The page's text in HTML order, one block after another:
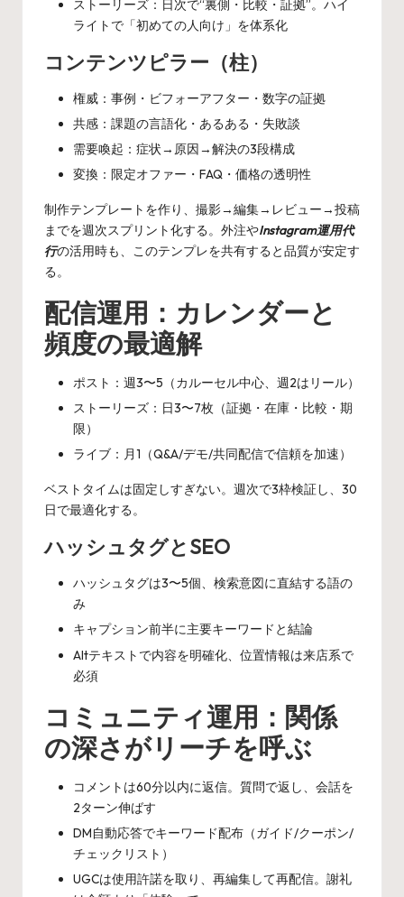
ストーリーズ：日次で“裏側・比較・証拠”。ハイ
ライトで「初めての人向け」を体系化
コンテンツピラー（柱）
権威：事例・ビフォーアフター・数字の証拠
共感：課題の言語化・あるある・失敗談
需要喚起：症状→原因→解決の3段構成
変換：限定オファー・FAQ・価格の透明性
制作テンプレートを作り、撮影→編集→レビュー→投稿
までを週次スプリント化する。外注やInstagram運用代
行の活用時も、このテンプレを共有すると品質が安定す
る。
配信運用：カレンダーと
頻度の最適解
ポスト：週3〜5（カルーセル中心、週2はリール）
ストーリーズ：日3〜7枚（証拠・在庫・比較・期
限）
ライブ：月1（Q&A/デモ/共同配信で信頼を加速）
ベストタイムは固定しすぎない。週次で3枠検証し、30
日で最適化する。
ハッシュタグとSEO
ハッシュタグは3〜5個、検索意図に直結する語の
み
キャプション前半に主要キーワードと結論
Altテキストで内容を明確化、位置情報は来店系で
必須
コミュニティ運用：関係
の深さがリーチを呼ぶ
コメントは60分以内に返信。質問で返し、会話を
2ターン伸ばす
DM自動応答でキーワード配布（ガイド/クーポン/
チェックリスト）
UGCは使用許諾を取り、再編集して再配信。謝礼